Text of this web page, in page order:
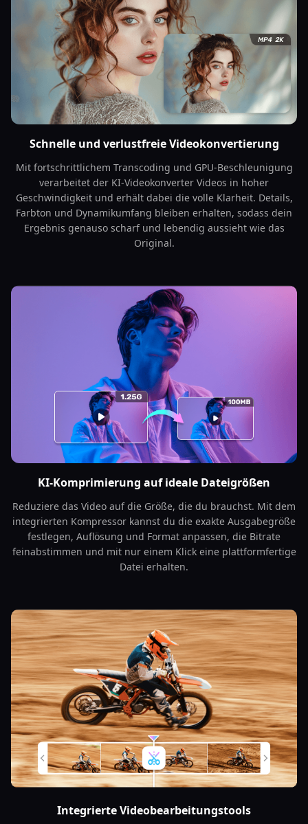
Schnelle und verlustfreie Videokonvertierung
Mit fortschrittlichem Transcoding und GPU-Beschleunigung
verarbeitet der KI-Videokonverter Videos in hoher
Geschwindigkeit und erhält dabei die volle Klarheit. Details,
Farbton und Dynamikumfang bleiben erhalten, sodass dein
Ergebnis genauso scharf und lebendig aussieht wie das
Original.
KI-Komprimierung auf ideale Dateigrößen
Reduziere das Video auf die Größe, die du brauchst. Mit dem
integrierten Kompressor kannst du die exakte Ausgabegröße
festlegen, Auflösung und Format anpassen, die Bitrate
feinabstimmen und mit nur einem Klick eine plattformfertige
Datei erhalten.
Integrierte Videobearbeitungstools